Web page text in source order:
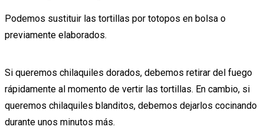
Podemos sustituir las tortillas por totopos en bolsa o
previamente elaborados.
Si queremos chilaquiles dorados, debemos retirar del fuego
rápidamente al momento de vertir las tortillas. En cambio, si
queremos chilaquiles blanditos, debemos dejarlos cocinando
durante unos minutos más.